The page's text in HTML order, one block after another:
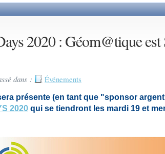
2020 : Géom@tique
dans : Événements
présente (en tant que "sponsor
2020 qui se tiendront les mardi 19 et